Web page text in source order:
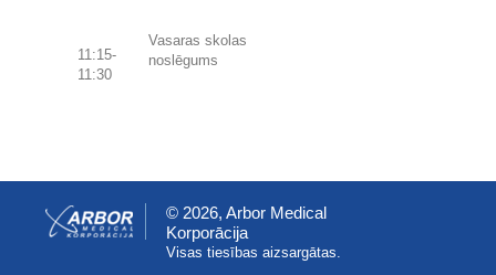
11:15-
11:30
Vasaras skolas
noslēgums
© 2026, Arbor Medical
Korporācija
Visas tiesības aizsargātas.